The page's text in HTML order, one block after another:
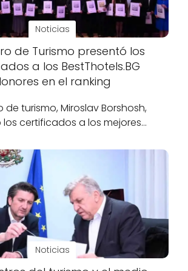
Noticias
de Turismo presentó los
a los BestThotels.BG
en el ranking
de turismo, Miroslav Borshosh,
certificados a los mejores…
Noticias